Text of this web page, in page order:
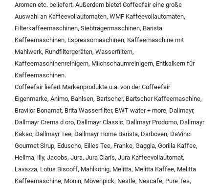
Aromen etc. beliefert. Außerdem bietet Coffeefair eine große
Auswahl an Kaffeevollautomaten, WMF Kaffeevollautomaten,
Filterkaffeemaschinen, Siebträgermaschinen, Barista
Kaffeemaschinen, Espressomaschinen, Kaffeemaschine mit
Mahlwerk, Rundfiltergeräten, Wasserfiltern,
Kaffeemaschinenreinigern, Milchschaumreinigern, Entkalkern für
Kaffeemaschinen.
Coffeefair liefert Markenprodukte u.a. von derCoffeefair
Eigenmarke, Animo, Bahlsen, Bartscher, Bartscher Kaffeemaschine,
Bravilor Bonamat, Brita Wasserfilter, BWT water + more, Dallmayr,
Dallmayr Crema d oro, Dallmayr Classic, Dallmayr Prodomo, Dallmayr
Kakao, Dallmayr Tee, Dallmayr Home Barista, Darboven, DaVinci
Gourmet Sirup, Eduscho, Eilles Tee, Franke, Gaggia, Gorilla Kaffee,
Hellma, illy, Jacobs, Jura, Jura Claris, Jura Kaffeevollautomat,
Lavazza, Lotus Biscoff, Mahlkönig, Melitta, Melitta Kaffee, Melitta
Kaffeemaschine, Monin, Mövenpick, Nestle, Nescafe, Pure Tea,